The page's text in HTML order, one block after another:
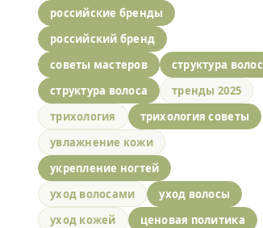
российские бренды
российский бренд
советы мастеров
структура волос
структура волоса
тренды 2025
трихология
трихология советы
увлажнение кожи
укрепление ногтей
уход волосами
уход волосы
уход кожей
ценовая политика